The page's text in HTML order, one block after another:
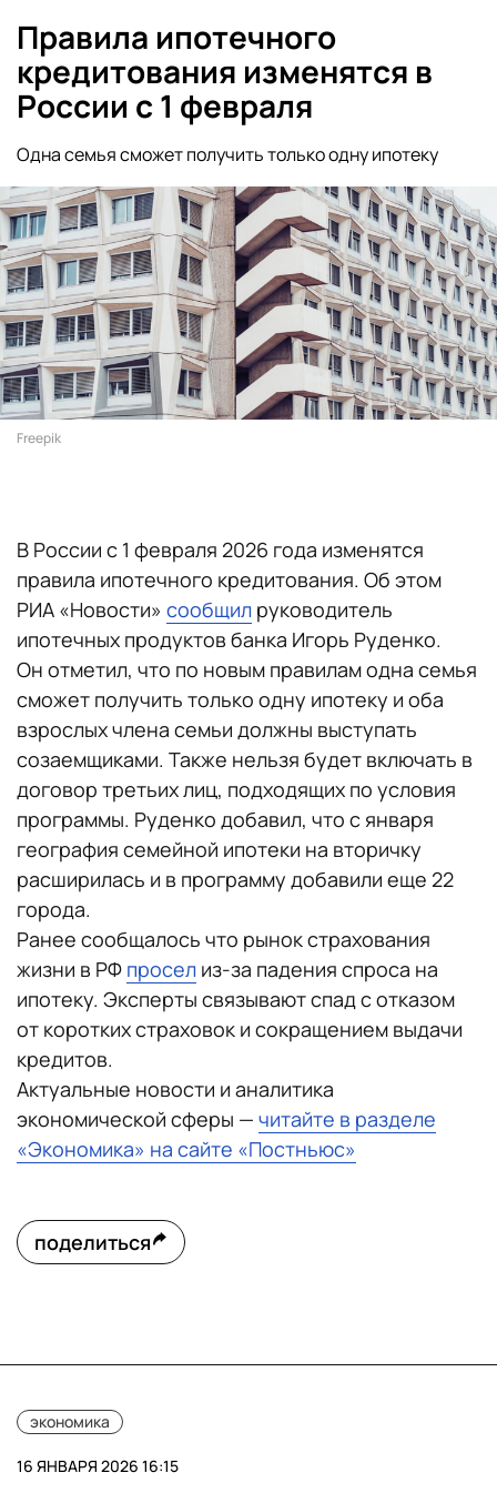
Правила ипотечного
кредитования изменятся в
России с 1 февраля
Одна семья сможет получить только одну ипотеку
Freepik
В России с 1 февраля 2026 года изменятся
правила ипотечного кредитования. Об этом
РИА «Новости» сообщил руководитель
ипотечных продуктов банка Игорь Руденко.
Он отметил, что по новым правилам одна семья
сможет получить только одну ипотеку и оба
взрослых члена семьи должны выступать
созаемщиками. Также нельзя будет включать в
договор третьих лиц, подходящих по условия
программы. Руденко добавил, что с января
география семейной ипотеки на вторичку
расширилась и в программу добавили еще 22
города.
Ранее сообщалось что рынок страхования
жизни в РФ просел из-за падения спроса на
ипотеку. Эксперты связывают спад с отказом
от коротких страховок и сокращением выдачи
кредитов.
Актуальные новости и аналитика
экономической сферы — читайте в разделе
«Экономика» на сайте «Постньюс»
поделиться
экономика
16 ЯНВАРЯ 2026 16:15